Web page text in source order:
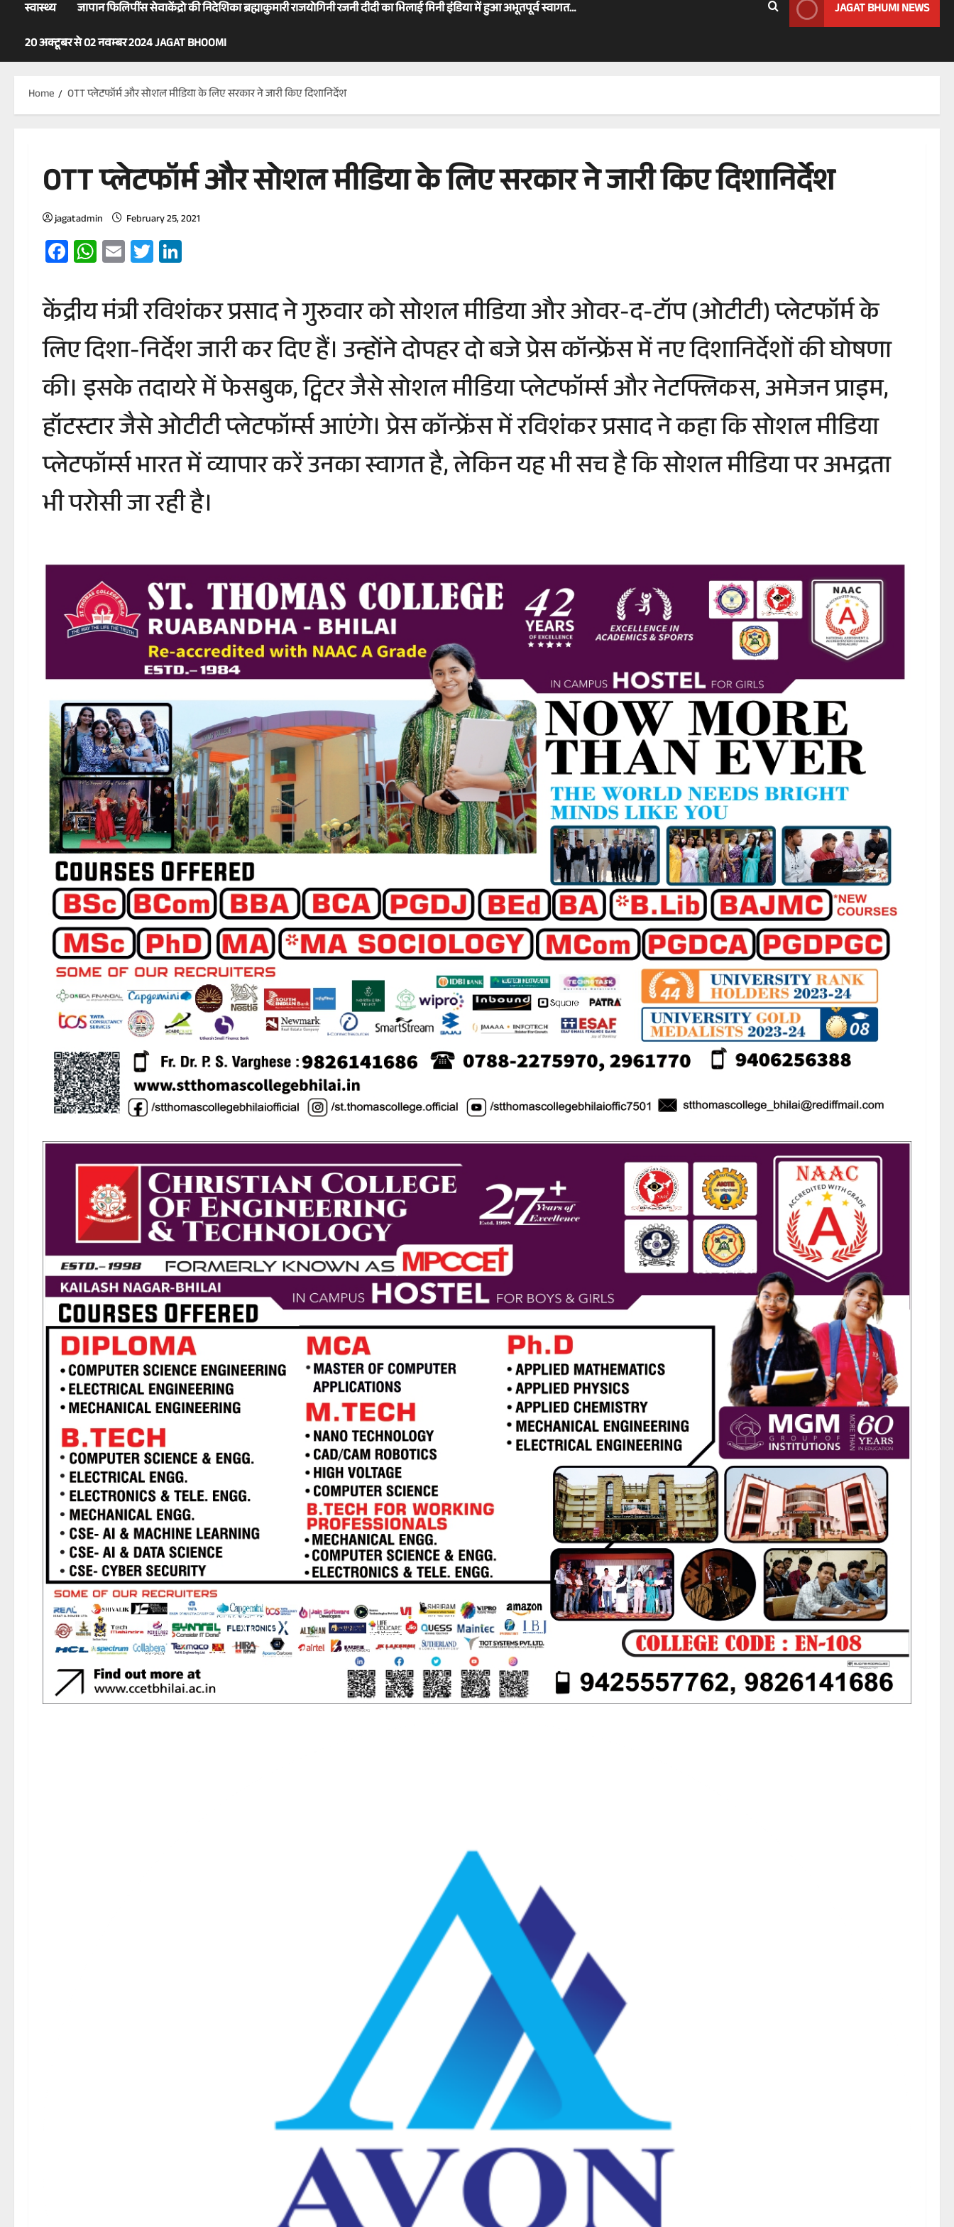
स्वास्थ्य
जापान फिलिपींस सेवाकेंद्रो की निदेशिका ब्रह्माकुमारी राजयोगिनी रजनी दीदी का भिलाई मिनी इंडिया में हुआ अभूतपूर्व स्वागत…
20 अक्टूबर से 02 नवम्बर 2024 JAGAT BHOOMI
JAGAT BHUMI NEWS
Home OTT प्लेटफॉर्म और सोशल मीडिया के लिए सरकार ने जारी किए दिशानिर्देश
OTT प्लेटफॉर्म और सोशल मीडिया के लिए सरकार ने जारी किए दिशानिर्देश
jagatadmin February 25, 2021
Facebook
WhatsApp
EmailTwitter
केंद्रीय मंत्री रविशंकर प्रसाद ने गुरुवार को सोशल मीडिया और ओवर-द-टॉप (ओटीटी) प्लेटफॉर्म के
लिए दिशा-निर्देश जारी कर दिए हैं। उन्होंने दोपहर दो बजे प्रेस कॉन्फ्रेंस में नए दिशानिर्देशों की घोषणा
की। इसके तदायरे में फेसबुक, ट्विटर जैसे सोशल मीडिया प्लेटफॉर्म्स और नेटफ्लिकस, अमेजन प्राइम,
हॉटस्टार जैसे ओटीटी प्लेटफॉर्म्स आएंगे। प्रेस कॉन्फ्रेंस में रविशंकर प्रसाद ने कहा कि सोशल मीडिया
प्लेटफॉर्म्स भारत में व्यापार करें उनका स्वागत है, लेकिन यह भी सच है कि सोशल मीडिया पर अभद्रता
भी परोसी जा रही है।